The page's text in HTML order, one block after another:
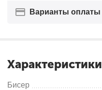
Варианты оплаты
Характеристики
Бисер